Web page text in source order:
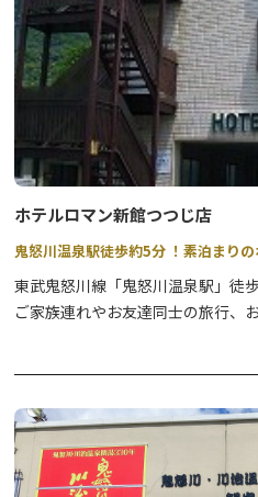
ホテルロマン新館つつじ店
鬼怒川温泉駅徒歩約5分 ！素泊まり
東武鬼怒川線「鬼怒川温泉駅」徒
ご家族連れやお友達同士の旅行、